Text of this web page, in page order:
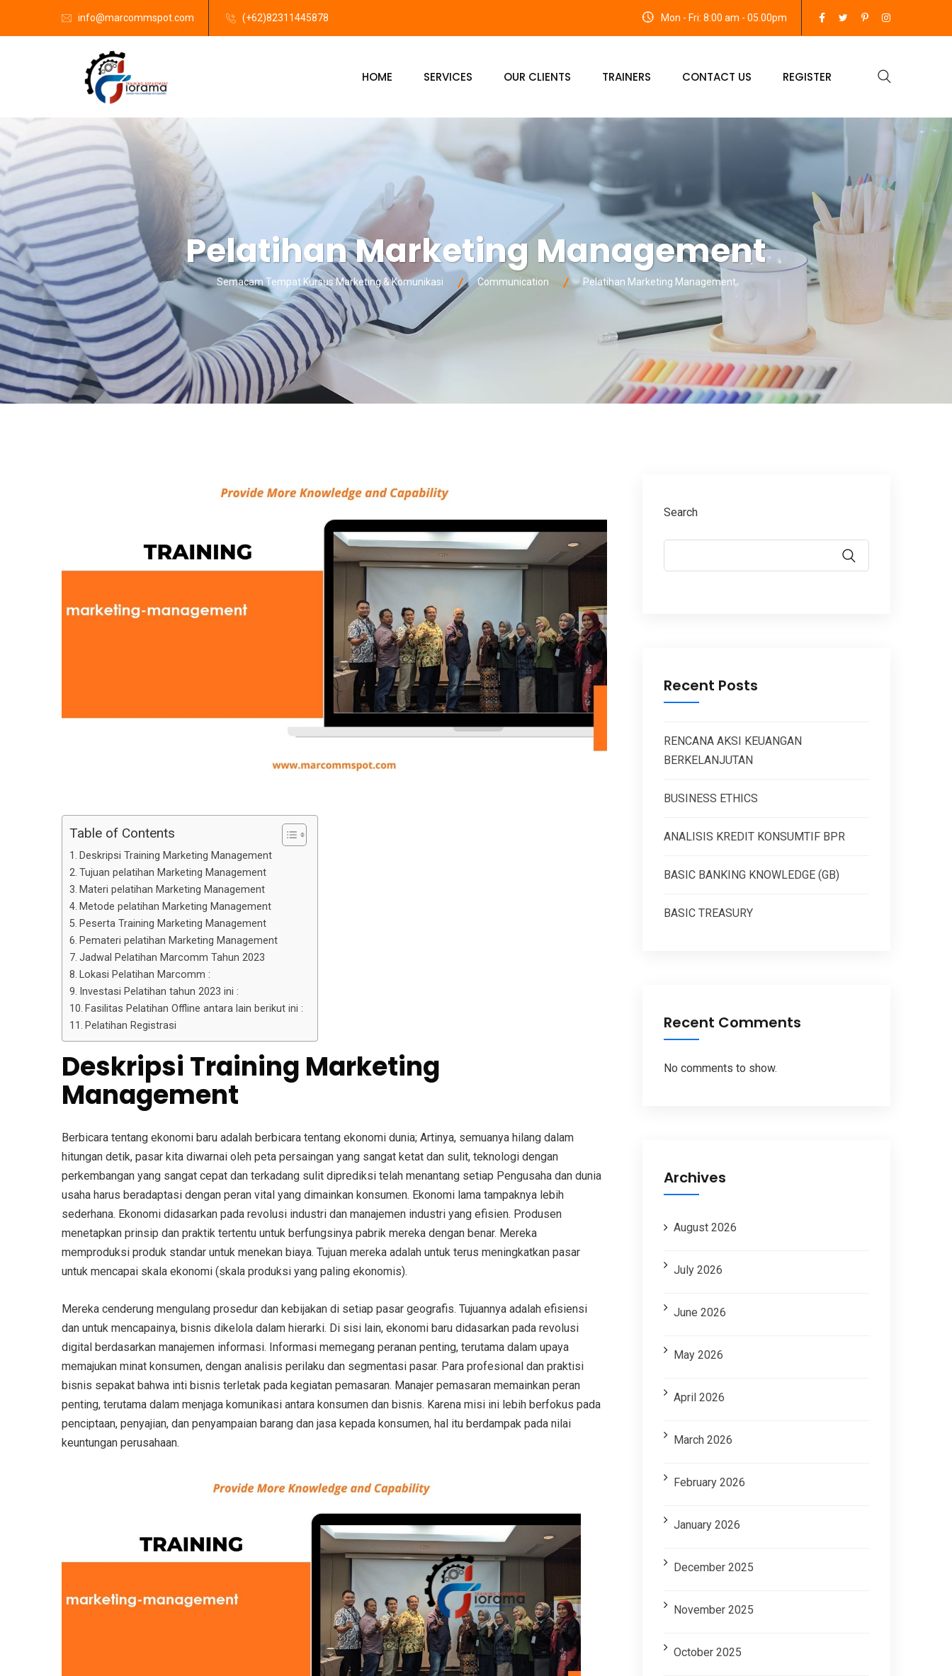
info@marcommspot.com (+62)82311445878 Mon - Fri: 8:00 am - 05.00pm
HOME SERVICES OUR CLIENTS TRAINERS CONTACT US REGISTER
Pelatihan Marketing Management
Semacam Tempat Kursus Marketing & Komunikasi Communication Pelatihan Marketing Management
Table of Contents
Deskripsi Training Marketing Management
Tujuan pelatihan Marketing Management
Materi pelatihan Marketing Management
Metode pelatihan Marketing Management
Peserta Training Marketing Management
Pemateri pelatihan Marketing Management
Jadwal Pelatihan Marcomm Tahun 2023
Lokasi Pelatihan Marcomm :
Investasi Pelatihan tahun 2023 ini :
Fasilitas Pelatihan Offline antara lain berikut ini :
Pelatihan Registrasi
Deskripsi Training Marketing
Management
Berbicara tentang ekonomi baru adalah berbicara tentang ekonomi dunia; Artinya, semuanya hilang dalam
hitungan detik, pasar kita diwarnai oleh peta persaingan yang sangat ketat dan sulit, teknologi dengan
perkembangan yang sangat cepat dan terkadang sulit diprediksi telah menantang setiap Pengusaha dan dunia
usaha harus beradaptasi dengan peran vital yang dimainkan konsumen. Ekonomi lama tampaknya lebih
sederhana. Ekonomi didasarkan pada revolusi industri dan manajemen industri yang efisien. Produsen
menetapkan prinsip dan praktik tertentu untuk berfungsinya pabrik mereka dengan benar. Mereka
memproduksi produk standar untuk menekan biaya. Tujuan mereka adalah untuk terus meningkatkan pasar
untuk mencapai skala ekonomi (skala produksi yang paling ekonomis).
Mereka cenderung mengulang prosedur dan kebijakan di setiap pasar geografis. Tujuannya adalah efisiensi
dan untuk mencapainya, bisnis dikelola dalam hierarki. Di sisi lain, ekonomi baru didasarkan pada revolusi
digital berdasarkan manajemen informasi. Informasi memegang peranan penting, terutama dalam upaya
memajukan minat konsumen, dengan analisis perilaku dan segmentasi pasar. Para profesional dan praktisi
bisnis sepakat bahwa inti bisnis terletak pada kegiatan pemasaran. Manajer pemasaran memainkan peran
penting, terutama dalam menjaga komunikasi antara konsumen dan bisnis. Karena misi ini lebih berfokus pada
penciptaan, penyajian, dan penyampaian barang dan jasa kepada konsumen, hal itu berdampak pada nilai
keuntungan perusahaan.
Search
Recent Posts
RENCANA AKSI KEUANGAN
BERKELANJUTAN
BUSINESS ETHICS
ANALISIS KREDIT KONSUMTIF BPR
BASIC BANKING KNOWLEDGE (GB)
BASIC TREASURY
Recent Comments
No comments to show.
Archives
August 2026
July 2026
June 2026
May 2026
April 2026
March 2026
February 2026
January 2026
December 2025
November 2025
October 2025